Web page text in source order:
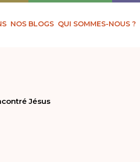
NOS BLOGS QUI SOMMES-NOUS ?
Jésus